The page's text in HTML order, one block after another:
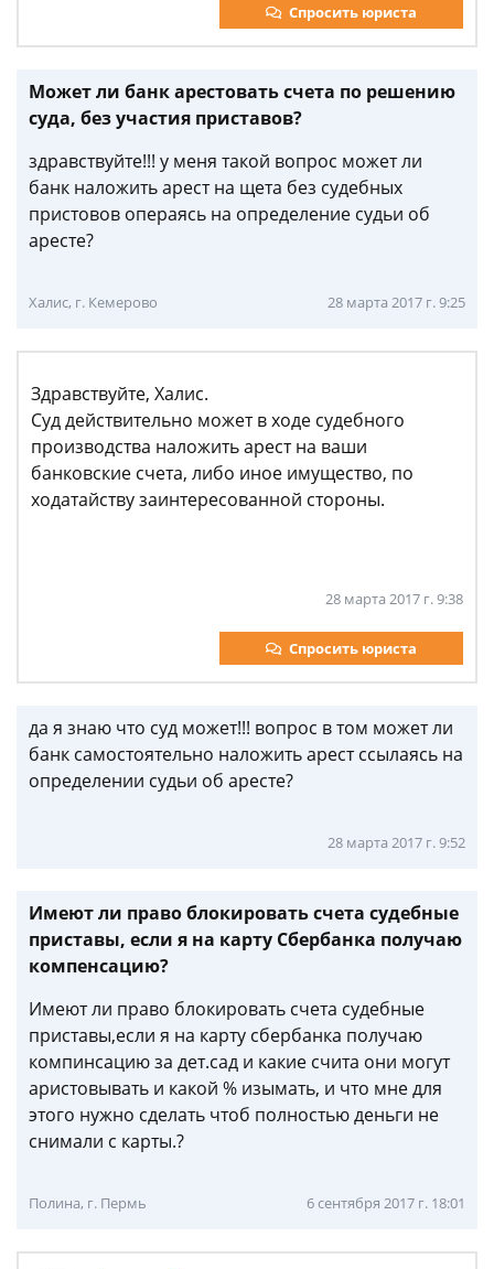
Спросить юриста
Может ли банк арестовать счета по решению
суда, без участия приставов?
здравствуйте!!! у меня такой вопрос может ли
банк наложить арест на щета без судебных
пристовов операясь на определение судьи об
аресте?
Халис, г. Кемерово 28 марта 2017 г. 9:25
Здравствуйте, Халис.
Суд действительно может в ходе судебного
производства наложить арест на ваши
банковские счета, либо иное имущество, по
ходатайству заинтересованной стороны.
28 марта 2017 г. 9:38
Спросить юриста
да я знаю что суд может!!! вопрос в том может ли
банк самостоятельно наложить арест ссылаясь на
определении судьи об аресте?
28 марта 2017 г. 9:52
Имеют ли право блокировать счета судебные
приставы, если я на карту Сбербанка получаю
компенсацию?
Имеют ли право блокировать счета судебные
приставы,если я на карту сбербанка получаю
компинсацию за дет.сад и какие счита они могут
аристовывать и какой % изымать, и что мне для
этого нужно сделать чтоб полностью деньги не
снимали с карты.?
Полина, г. Пермь 6 сентября 2017 г. 18:01